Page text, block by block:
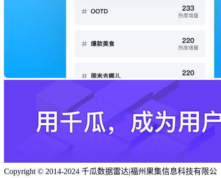
Copyright © 2014-2024 千瓜数据雷达|福州果集信息科技有限公